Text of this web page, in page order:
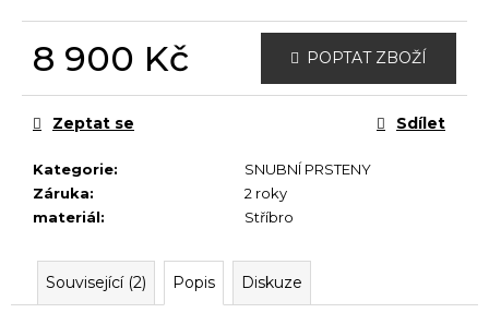
8 900 Kč POPTAT ZBOŽÍ
Kategorie:
SNUBNÍ PRSTENY
Záruka:
2 roky
materiál: Stříbro
Zeptat se Sdílet
Související (2) Popis Diskuze
e
m
e